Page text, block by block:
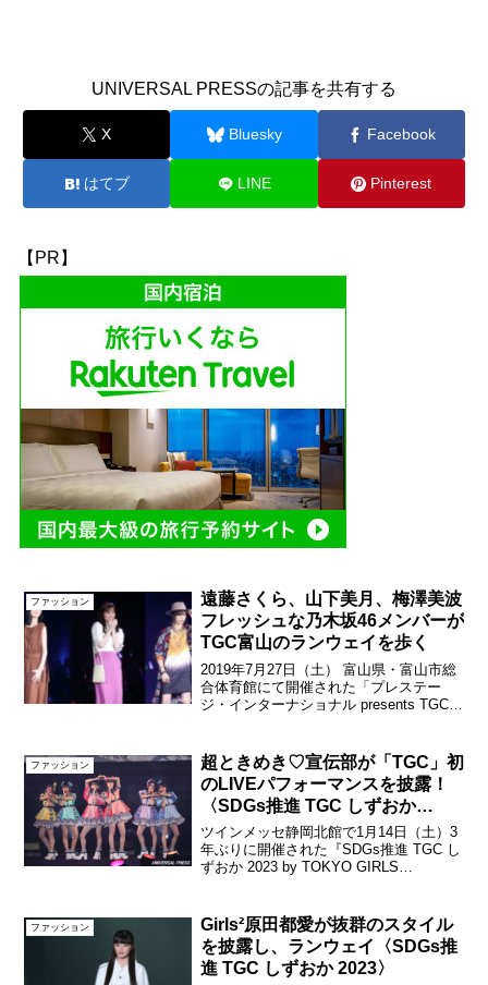
UNIVERSAL PRESSの記事を共有する
X Bluesky Facebook
はてブ LINE Pinterest
【PR】
ファッション
遠藤さくら、山下美月、梅澤美波
フレッシュな乃木坂46メンバーが
TGC富山のランウェイを歩く
2019年7月27日（土） 富山県・富山市総
合体育館にて開催された「プレステー
ジ・インターナショナル presents TGC
46メンバーの...
ファッション
超ときめき♡宣伝部が「TGC」初
のLIVEパフォーマンスを披露！
〈SDGs推進 TGC しずおか
2023〉
ツインメッセ静岡北館で1月14日（土）3
年ぶりに開催された『SDGs推進 TGC し
ずおか 2023 by TOKYO GIRLS
ングアクトとして出演。超とき...
ファッション
Girls²原田都愛が抜群のスタイル
を披露し、ランウェイ〈SDGs推
進 TGC しずおか 2023〉